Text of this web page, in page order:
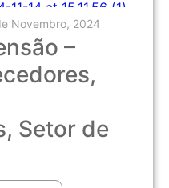
Novembro, 2024
–
Setor de